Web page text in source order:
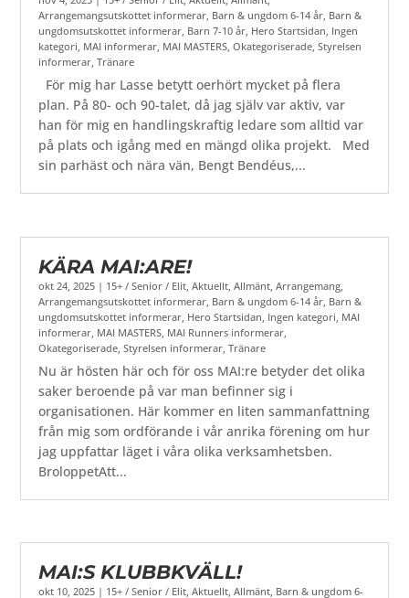
Arrangemangsutskottet informerar, Barn & ungdom 6-14 år, Barn &
ungdomsutskottet informerar, Barn 7-10 år, Hero Startsidan, Ingen
kategori, MAI informerar, MAI MASTERS,Okategoriserade,Styrelsen
informerar,Tränare
För mig har Lasse betytt oerhört mycket på flera
plan. På 80- och 90-talet, då jag själv var aktiv, var
han för mig en handlingskraftig ledare som alltid var
på plats och igång med en mängd olika projekt. Med
sin parhäst och nära vän, Bengt Bendéus,...
KÄRA MAI:ARE!
okt 24, 2025 | 15+ / Senior / Elit ,Aktuellt ,Allmänt ,Arrangemang
Arrangemangsutskottet informerar Barn & ungdom 6-14 år Barn &
ungdomsutskottet informerar Hero Startsidan Ingen kategori MAI
informerar MAI MASTERS MAI Runners informerar
Okategoriserade ,Styrelsen informerar ,Tränare
Nu är hösten här och för oss MAI:re betyder det olika
saker beroende på var man befinner sig i
organisationen. Här kommer en liten sammanfattning
från mig som ordförande i vår anrika förening om hur
jag uppfattar läget i våra olika verksamhetsben.
BroloppetAtt...
MAI:S KLUBBKVÄLL!
okt 10, 2025 | 15+ / Senior / Elit,Aktuellt,Allmänt, Barn & ungdom 6-